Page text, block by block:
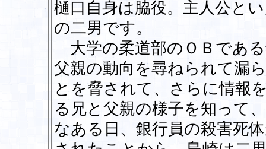
樋口自身は脇役。主人公と
の二男です。
大学の柔道部のＯＢであ
父親の動向を尋ねられて漏
とを脅されて、さらに情報
る兄と父親の様子を知って
なある日、銀行員の殺害死